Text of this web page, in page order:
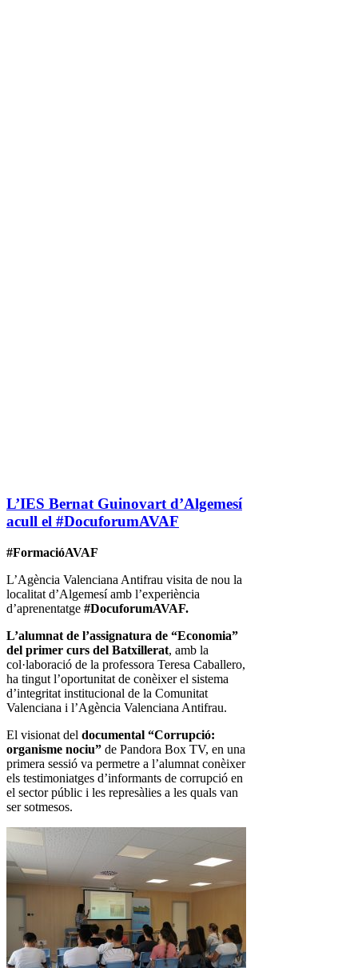
L’IES Bernat Guinovart d’Algemesí
acull el #DocuforumAVAF
#FormacióAVAF
L’Agència Valenciana Antifrau visita de nou la
localitat d’Algemesí amb l’experiència
d’aprenentatge #DocuforumAVAF.
L’alumnat de l’assignatura de “Economia”
del primer curs del Batxillerat, amb la
col·laboració de la professora Teresa Caballero,
ha tingut l’oportunitat de conèixer el sistema
d’integritat institucional de la Comunitat
Valenciana i l’Agència Valenciana Antifrau.
El visionat del documental “Corrupció:
organisme nociu” de Pandora Box TV, en una
primera sessió va permetre a l’alumnat conèixer
els testimoniatges d’informants de corrupció en
el sector públic i les represàlies a les quals van
ser sotmesos.